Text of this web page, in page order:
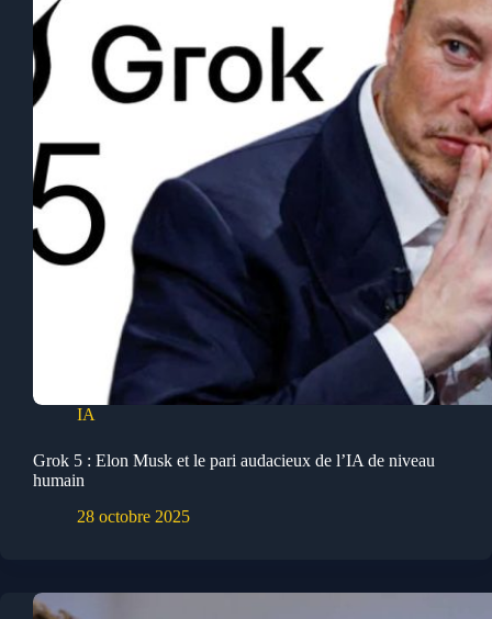
IA
Grok 5 : Elon Musk et le pari audacieux de l’IA de niveau
humain
28 octobre 2025